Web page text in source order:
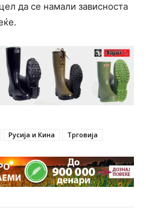
да се намали зависноста
Русија и Кина Трговија